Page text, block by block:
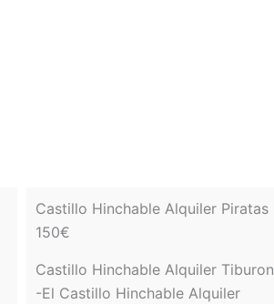
Castillo Hinchable Alquiler Piratas
150€
Castillo Hinchable Alquiler Tiburon
-El Castillo Hinchable Alquiler